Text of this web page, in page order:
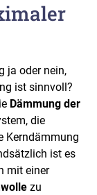
ja oder nein,
ist sinnvoll?
Dämmung der
die
Kerndämmung
ist es
mit einer
zu